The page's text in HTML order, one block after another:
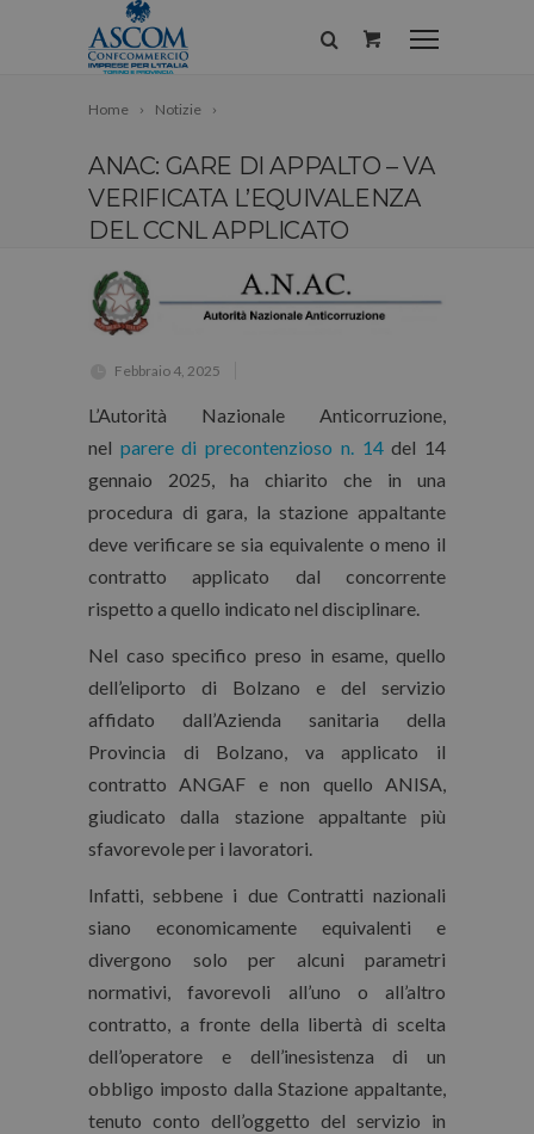
Home Notizie
ANAC: GARE DI APPALTO – VA
VERIFICATA L’EQUIVALENZA
DEL CCNL APPLICATO
Febbraio 4, 2025
L’Autorità Nazionale Anticorruzione,
nel parere di precontenzioso n. 14del 14
gennaio 2025, ha chiarito che in una
procedura di gara, la stazione appaltante
deve verificare se sia equivalente o meno il
contratto applicato dal concorrente
rispetto a quello indicato nel disciplinare.
Nel caso specifico preso in esame, quello
dell’eliporto di Bolzano e del servizio
affidato dall’Azienda sanitaria della
Provincia di Bolzano, va applicato il
contratto ANGAF e non quello ANISA,
giudicato dalla stazione appaltante più
sfavorevole per i lavoratori.
Infatti, sebbene i due Contratti nazionali
siano economicamente equivalenti e
divergono solo per alcuni parametri
normativi, favorevoli all’uno o all’altro
contratto, a fronte della libertà di scelta
dell’operatore e dell’inesistenza di un
obbligo imposto dalla Stazione appaltante,
tenuto conto dell’oggetto del servizio in